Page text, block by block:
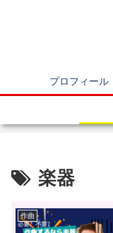
プロフィール
楽器
作曲